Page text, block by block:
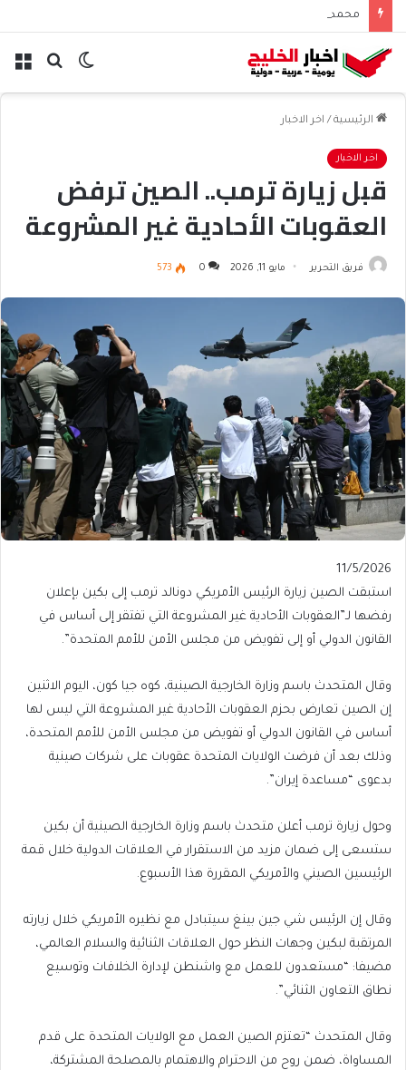
بحث الوضع
الرئيسية / اخر الاخبار
اخر الاخبار
قبل زيارة ترمب.. الصين ترفض
العقوبات الأحادية غير المشروعة
فريق التحرير مايو 11, 2026 0
573
Published
On
11/5/2026
11/5/2026
استبقت الصين زيارة الرئيس الأمريكي دونالد ترمب إلى بكين بإعلان
رفضها لـ”العقوبات الأحادية غير المشروعة التي تفتقر إلى أساس في
القانون الدولي أو إلى تفويض من مجلس الأمن للأمم المتحدة”.
وقال المتحدث باسم وزارة الخارجية الصينية، كوه جيا كون، اليوم الاثنين
إن الصين تعارض بحزم العقوبات الأحادية غير المشروعة التي ليس لها
أساس في القانون الدولي أو تفويض من مجلس الأمن للأمم المتحدة،
وذلك بعد أن فرضت الولايات المتحدة عقوبات على شركات صينية
بدعوى “مساعدة إيران”.
وحول زيارة ترمب أعلن متحدث باسم وزارة الخارجية الصينية أن بكين
ستسعى إلى ضمان مزيد من الاستقرار في العلاقات الدولية خلال قمة
الرئيسين الصيني والأمريكي المقررة هذا الأسبوع.
وقال إن الرئيس شي جين بينغ سيتبادل مع نظيره الأمريكي خلال زيارته
المرتقبة لبكين وجهات النظر حول العلاقات الثنائية والسلام العالمي،
مضيفا: “مستعدون للعمل مع واشنطن لإدارة الخلافات وتوسيع
نطاق التعاون الثنائي”.
وقال المتحدث “تعتزم الصين العمل مع الولايات المتحدة على قدم
المساواة، ضمن روح من الاحترام والاهتمام بالمصلحة المشتركة،